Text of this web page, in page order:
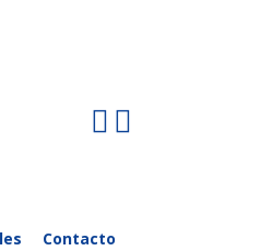
Contacto